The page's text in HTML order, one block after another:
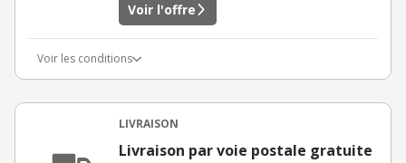
Voir l'offre
Voir les conditions
LIVRAISON
Livraison par voie postale gratuite